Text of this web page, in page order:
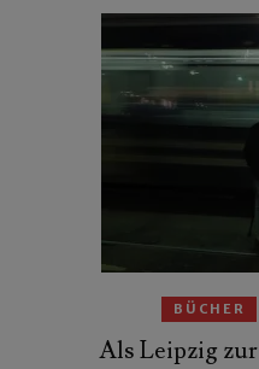
BÜCHER
Als Leipzig